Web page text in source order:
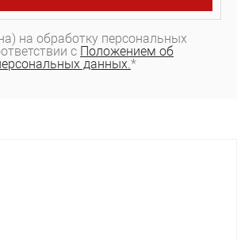
на обработку персональных
с Положением об
данных.*